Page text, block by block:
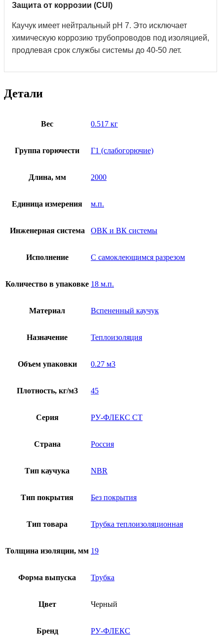
Защита от коррозии (CUI)
Каучук имеет нейтральный pH 7. Это исключает
химическую коррозию трубопроводов под изоляцией,
продлевая срок службы системы до 40-50 лет.
Детали
Вес 0.517 кг
Группа горючести Г1 (слабогорючие)
Длина, мм 2000
Единица измерения м.п.
Инженерная система ОВК и ВК системы
Исполнение С самоклеющимся разрезом
Количество в упаковке 18 м.п.
Материал Вспененный каучук
Назначение Теплоизоляция
Объем упаковки 0.27 м3
Плотность, кг/м3 45
Серия РУ-ФЛЕКС СТ
Страна Россия
Тип каучука NBR
Тип покрытия Без покрытия
Тип товара Трубка теплоизоляционная
Толщина изоляции, мм 19
Форма выпуска Трубка
Цвет Черный
Бренд РУ-ФЛЕКС